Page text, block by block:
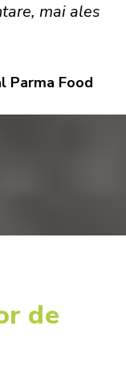
mai ales
Parma Food
de